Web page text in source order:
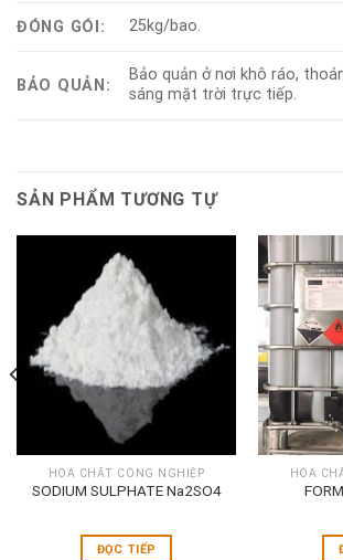
ĐÓNG GÓI: 25kg/bao.
BẢO QUẢN:
Bảo quản ở nơi khô ráo,
sáng mặt trời trực tiếp.
SẢN PHẨM TƯƠNG TỰ
HÓA CHẤT CÔNG NGHIỆP
SODIUM SULPHATE Na2SO4
ĐỌC TIẾP
HÓA